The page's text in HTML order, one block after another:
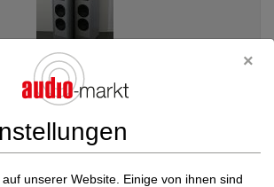
2 Gen 1 *Geniale...
unserer Website. Einige von ihnen sind